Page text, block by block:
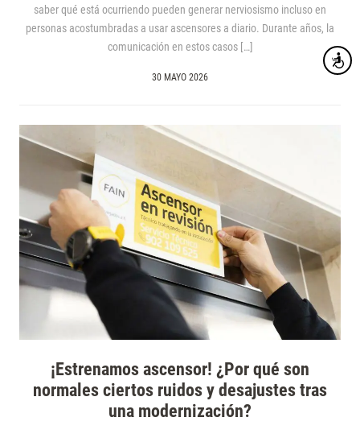
saber qué está ocurriendo pueden generar nerviosismo incluso en
personas acostumbradas a usar ascensores a diario. Durante años, la
comunicación en estos casos […]
30 MAYO 2026
¡Estrenamos ascensor! ¿Por qué son
normales ciertos ruidos y desajustes tras
una modernización?